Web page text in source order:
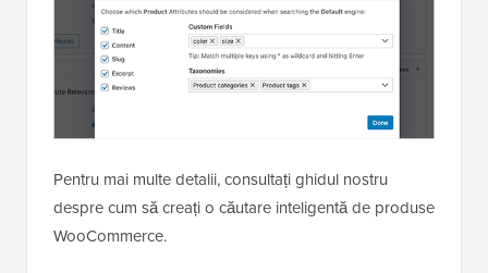
Pentru mai multe detalii, consultați ghidul nostru
despre cum să creați o căutare inteligentă de produse
WooCommerce.